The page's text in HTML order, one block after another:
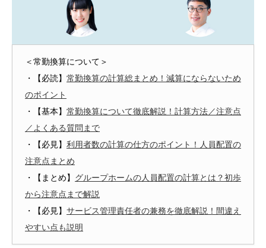
＜常勤換算について＞
・【必読】 常勤換算の計算総まとめ！減算にならないため
のポイント
・【基本】 常勤換算について徹底解説！計算方法／注意点
／よくある質問まで
・【必見】 利用者数の計算の仕方のポイント！人員配置の
注意点まとめ
・【まとめ】 グループホームの人員配置の計算とは？初歩
から注意点まで解説
・【必見】 サービス管理責任者の兼務を徹底解説！間違え
やすい点も説明